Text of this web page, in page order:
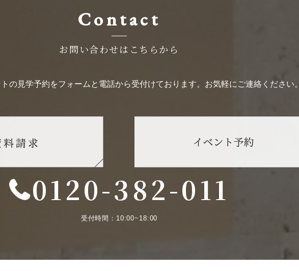
Contact
お問い合わせはこちらから
の見学予約をフォームと電話から受付けております。お気軽にご連絡ください。
0120-382-011
受付時間：10:00~18:00